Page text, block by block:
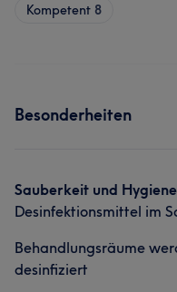
Kompetent 8
Besonderheiten
Sauberkeit und Hygiene
Desinfektionsmittel im
Behandlungsräume
desinfiziert